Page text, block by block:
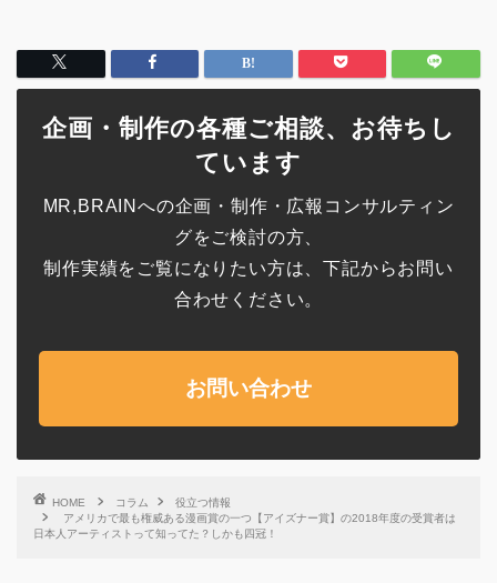
企画・制作の各種ご相談、お待ちし
ています
MR,BRAINへの企画・制作・広報コンサルティン
グをご検討の方、
制作実績をご覧になりたい方は、下記からお問い
合わせください。
お問い合わせ
HOME コラム
役立つ情報
アメリカで最も権威ある漫画賞の一つ【アイズナー賞】の2018年度の受賞者は
日本人アーティストって知ってた？しかも四冠！